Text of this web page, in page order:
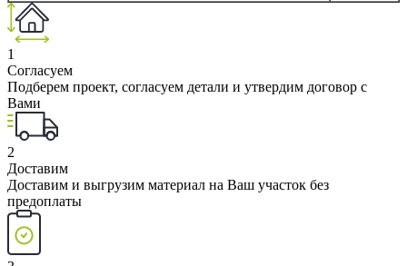
1
Согласуем
Подберем проект, согласуем детали и утвердим договор с
Вами
2
Доставим
Доставим и выгрузим материал на Ваш участок без
предоплаты